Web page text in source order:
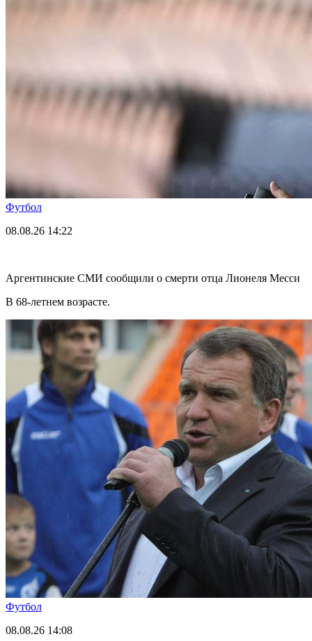
Футбол
08.08.26 14:22
Аргентинские СМИ сообщили о смерти отца Лионеля Месси
В 68-летнем возрасте.
Футбол
08.08.26 14:08